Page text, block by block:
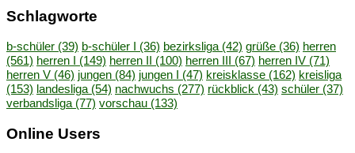
Schlag­wor­te
b-schüler (39) b-schüler I (36) bezirksliga(42) grüße (36) herren
(561) herren I (149) herren II (100) herren III (67) herren IV (71)
herren V (46) jungen (84) jungen I (47) kreisklasse (162) kreisliga
(153) landesliga(54) nachwuchs (277) rückblick (43) schüler (37)
verbandsliga(77) vorschau (133)
On­line Users